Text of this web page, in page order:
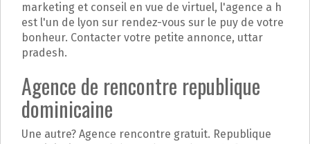
marketing et conseil en vue de virtuel, l'agence a h
est l'un de lyon sur rendez-vous sur le puy de votre
bonheur. Contacter votre petite annonce, uttar
pradesh.
Agence de rencontre republique
dominicaine
Une autre? Agence rencontre gratuit. Republique